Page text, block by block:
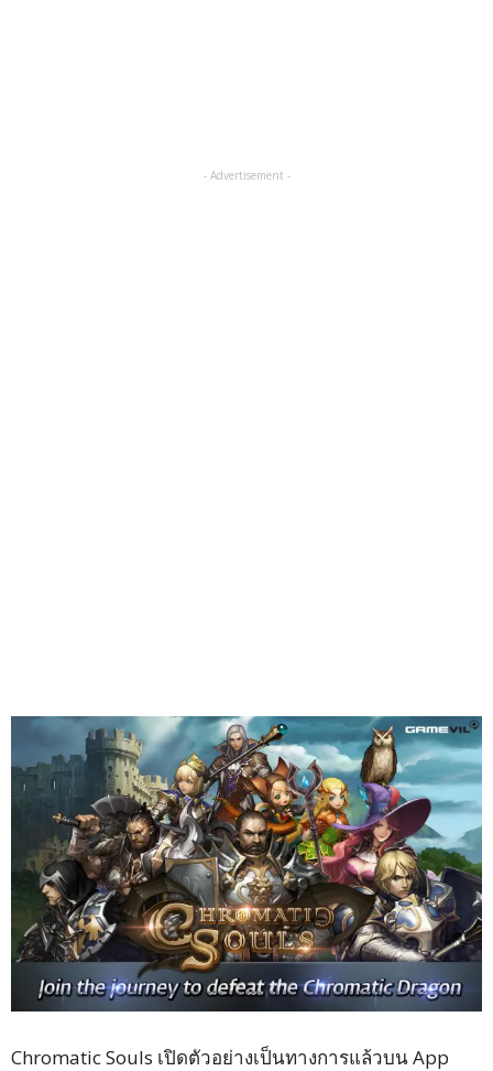
- Advertisement -
Chromatic Souls เปิดตัวอย่างเป็นทางการแล้วบน App